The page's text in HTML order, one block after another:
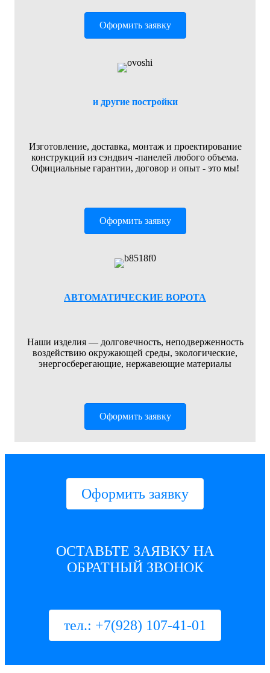
Оформить заявку
и другие постройки
Изготовление, доставка, монтаж и проектирование
конструкций из сэндвич -панелей любого объема.
Официальные гарантии, договор и опыт - это мы!
Оформить заявку
АВТОМАТИЧЕСКИЕ ВОРОТА
Наши изделия — долговечность, неподверженность
воздействию окружающей среды, экологические,
энергосберегающие, нержавеющие материалы
Оформить заявку
Оформить заявку
ОСТАВЬТЕ ЗАЯВКУ НА
ОБРАТНЫЙ ЗВОНОК
тел.: +7(928) 107-41-01